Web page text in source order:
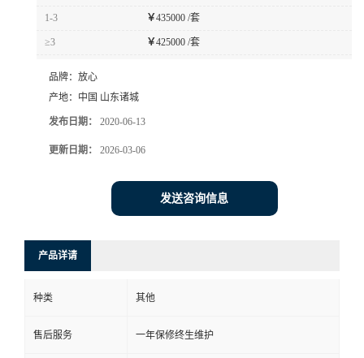
1-3 ￥435000 /套
≥3 ￥425000 /套
品牌： 放心
产地： 中国 山东诸城
发布日期： 2020-06-13
更新日期： 2026-03-06
发送咨询信息
产品详请
种类 其他
售后服务 一年保修终生维护